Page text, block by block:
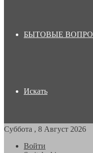
БЫТОВЫЕ
Искать
Суббота , 8 Август 2026
Войти